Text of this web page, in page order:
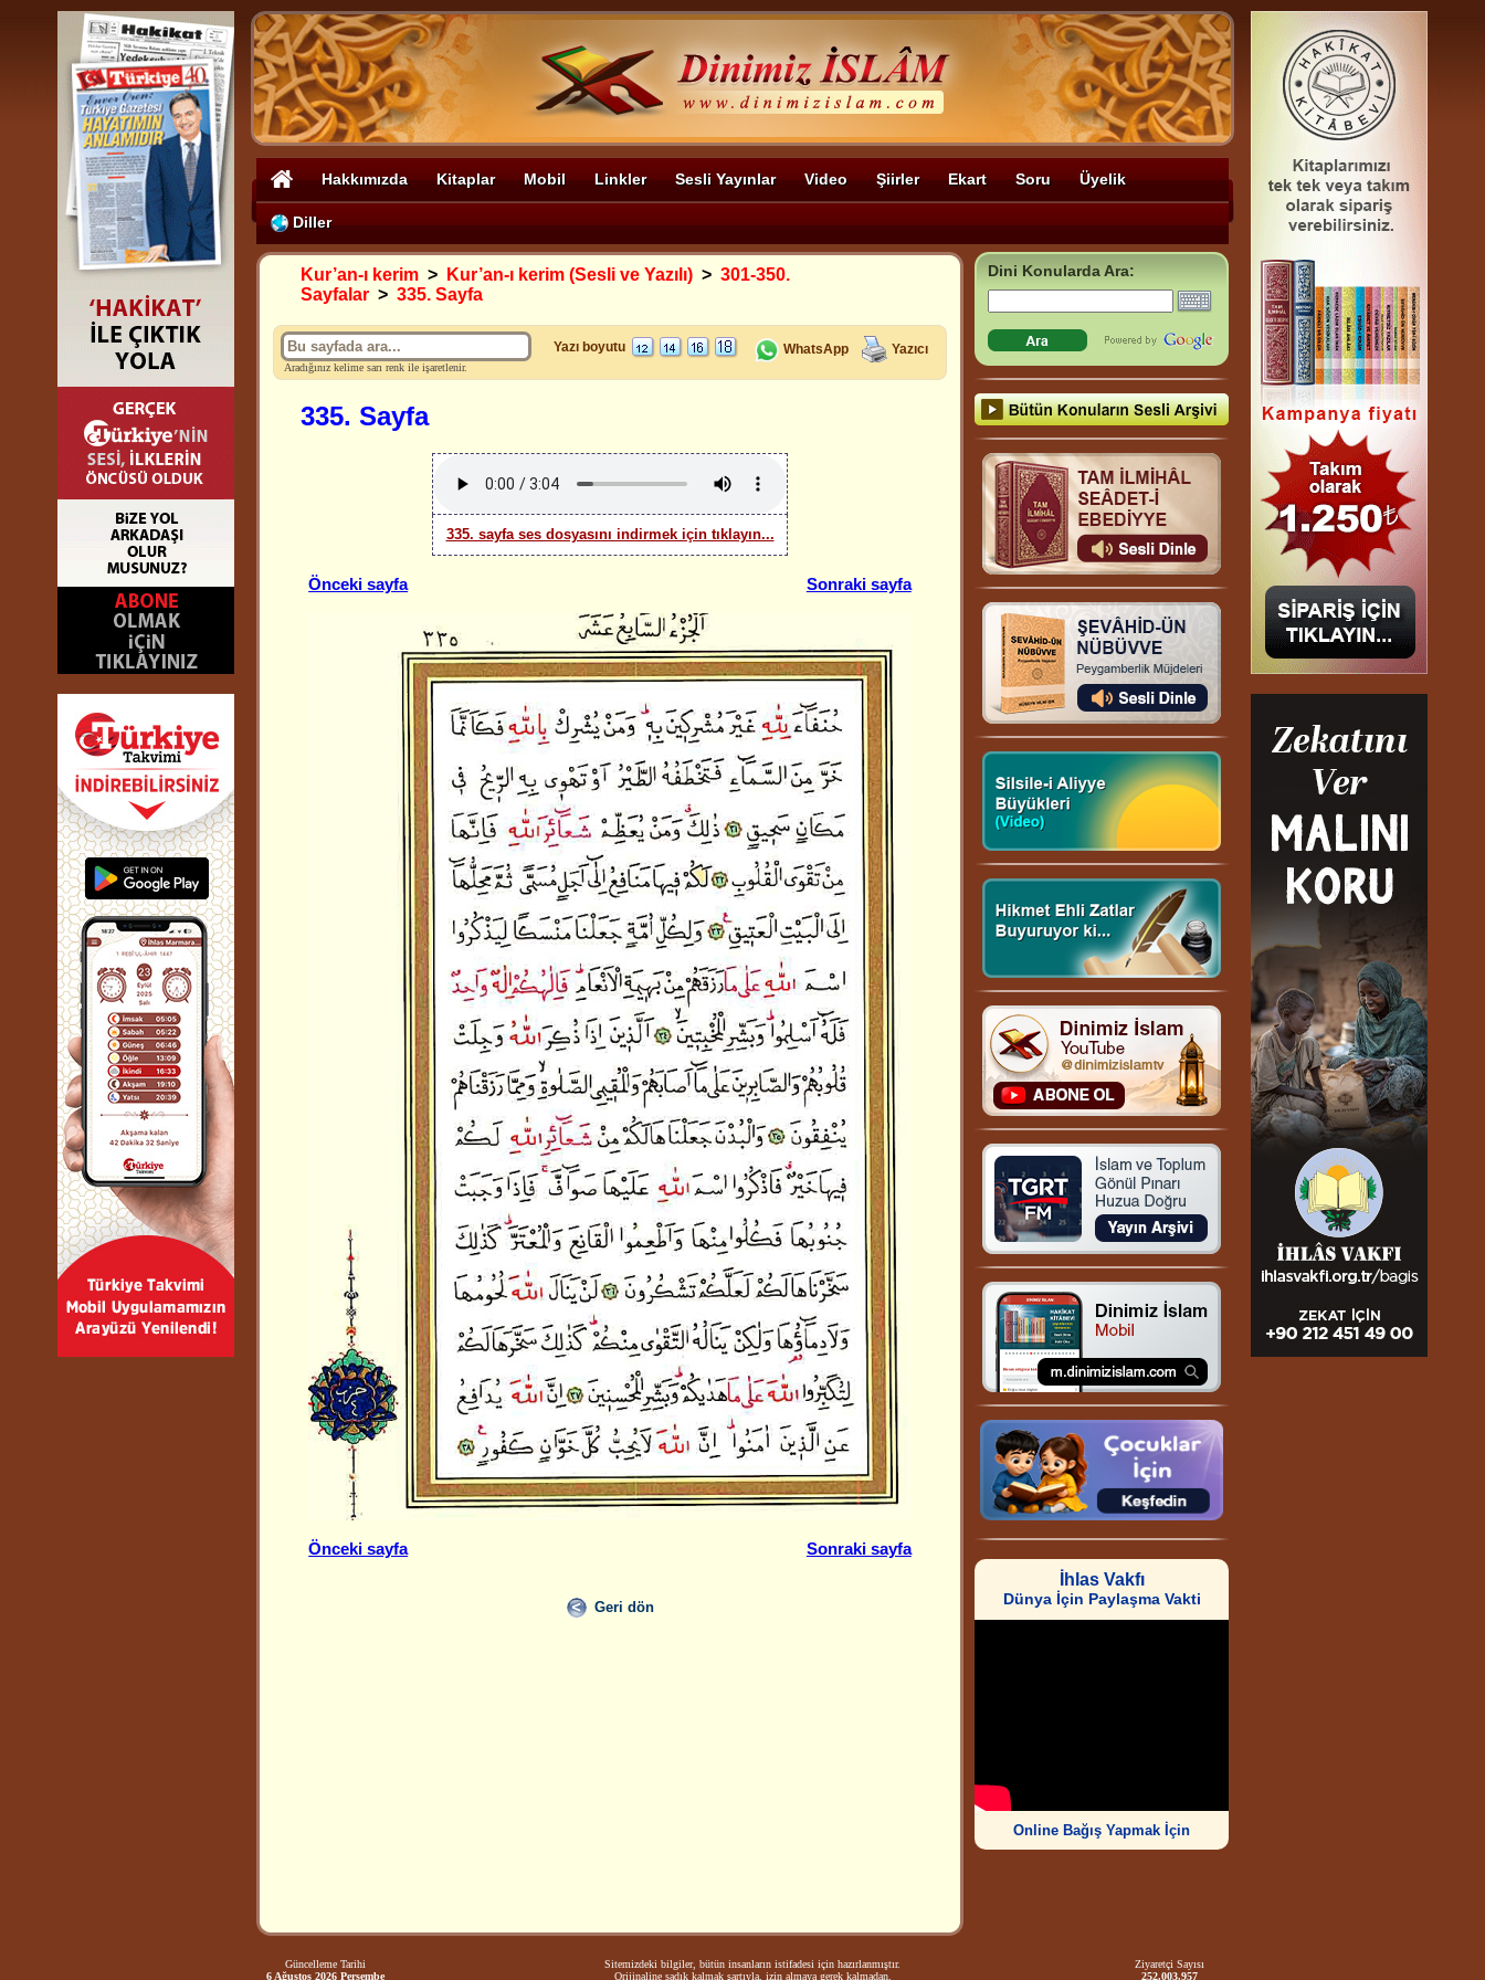
Hakkımızda Kitaplar Mobil Linkler Sesli Yayınlar Video Şiirler Ekart Soru Üyelik
Diller
Kur’an-ı kerim > Kur’an-ı kerim (Sesli ve Yazılı) > 301-350.
Sayfalar > 335. Sayfa
Aradığınız kelime sarı renk ile işaretlenir.
Yazı boyutu WhatsApp Yazıcı
335. Sayfa
335. sayfa ses dosyasını indirmek için tıklayın...
Önceki sayfa Sonraki sayfa
Önceki sayfa Sonraki sayfa
Geri dön
Dini Konularda Ara:
İhlas Vakfı
Dünya İçin Paylaşma Vakti
Online Bağış Yapmak İçin
Güncelleme Tarihi
6 Ağustos 2026 Perşembe
Sitemizdeki bilgiler, bütün insanların istifadesi için hazırlanmıştır.
Orijinaline sadık kalmak şartıyla, izin almaya gerek kalmadan,
Ziyaretçi Sayısı
252.003.957